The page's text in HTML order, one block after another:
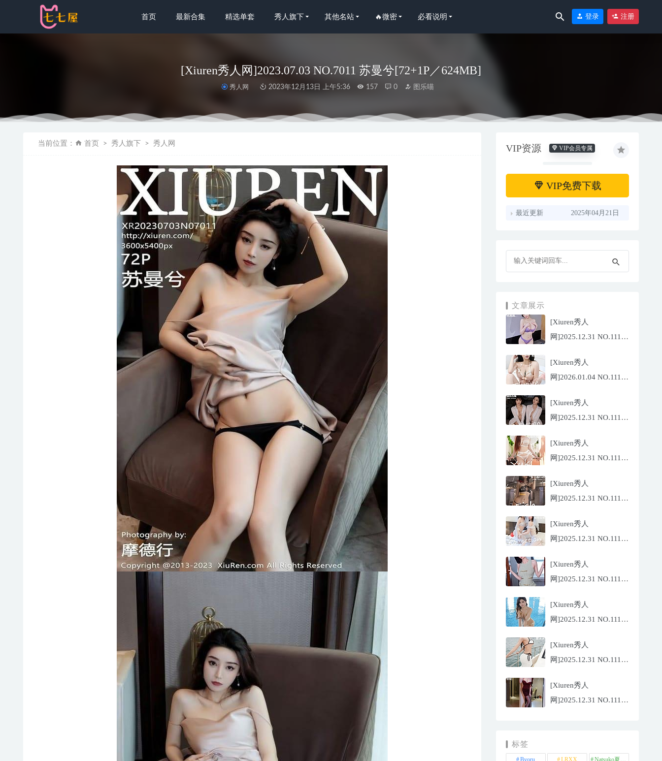
首页 最新合集 精选单套 秀人旗下 其他名站 🔥微密 必看说明 登录 注册
[Xiuren秀人网]2023.07.03 NO.7011 苏曼兮[72+1P／624MB]
秀人网 2023年12月13日 上午5:36 157 0 图乐喵
当前位置： 首页 秀人旗下 秀人网 VIP资源 VIP会员专属
VIP免费下载
最近更新 2025年04月21日
文章展示
[Xiuren秀人
网]2025.12.31 NO.11187
[Xiuren秀人
网]2026.01.04 NO.11189
_Thrive[71P/640.85MB]
[Xiuren秀人
网]2025.12.31 NO.11188
[Xiuren秀人
网]2025.12.31 NO.11185
Yuki[75P/942.33MB]
[Xiuren秀人
网]2025.12.31 NO.11186
Fish[79P/773.17MB]
[Xiuren秀人
网]2025.12.31 NO.11184
[82P/854.18MB]
[Xiuren秀人
网]2025.12.31 NO.11183
[Xiuren秀人
网]2025.12.31 NO.11182
[81P/959.10MB]
[Xiuren秀人
网]2025.12.31 NO.11180
[Xiuren秀人
网]2025.12.31 NO.11181
标签
Byoru LRXX Natsuko夏夏子
[Xiuren秀人网]2025.08.14 NO.10649 苏一诺[82P/946.69MB]
浅安安 – 椰奶[60P 343.5M] 2025-06-05
[微密圈]水蜜桃米米 – 蕾丝内衣[35P-156M] 2024-05-21